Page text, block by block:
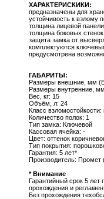
ХАРАКТЕРИСКИКИ:
предназначены для
устойчивость к
толщина лицевой
толщина боковых
защита замка от
комплектуются
предусмотрена
ГАБАРИТЫ:
Размеры внешние, мм
Размеры внутренние,
Вес, кг: 15
Объём, л: 24
Класс взломостойкости:
Количество полок: 1
Тип замка: Ключевой
Кассовая ячейка: -
Цвет: оттенок
Тип покрытия:
Гарантия: 5 лет*
Производитель: Промет
* Внимание
Гарантийный срок 5 лет
прохождения и
Без прохождения